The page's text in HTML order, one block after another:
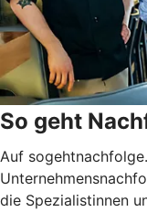
So geht
Auf
die Spezialistinnen